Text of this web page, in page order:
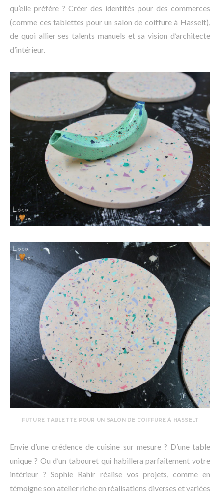
qu’elle préfère ? Créer des identités pour des commerces
(comme ces tablettes pour un salon de coiffure à Hasselt),
de quoi allier ses talents manuels et sa vision d’architecte
d’intérieur.
FUTURE TABLETTE POUR UN SALON DE COIFFURE À HASSELT
Envie d’une crédence de cuisine sur mesure ? D’une table
unique ? Ou d’un tabouret qui habillera parfaitement votre
intérieur ? Sophie Rahir réalise vos projets, comme en
témoigne son atelier riche en réalisations diverses et variées